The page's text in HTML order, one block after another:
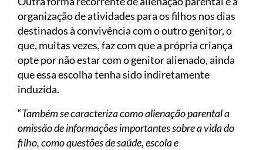
organização de atividades para os filhos nos dias
destinados à convivência com o outro genitor, o
que, muitas vezes, faz com que a própria criança
opte por não estar com o genitor alienado, ainda
que essa escolha tenha sido indiretamente
induzida.
“Também se caracteriza como alienação parental a
omissão de informações importantes sobre a vida do
filho, como questões de saúde, escola e